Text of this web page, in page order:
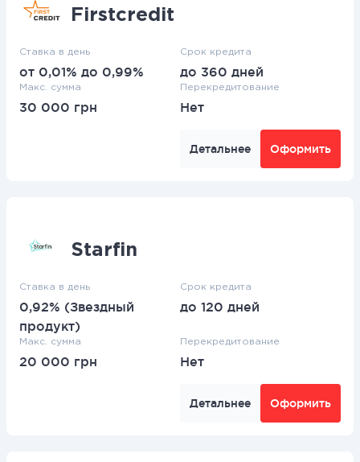
Firstcredit
Ставка в день
от 0,01% до 0,99%
Срок кредита
до 360 дней
Макс. сумма
30 000 грн
Перекредитование
Нет
Детальнее Оформить
Starfin
Ставка в день
0,92% (Звездный
продукт)
Срок кредита
до 120 дней
Макс. сумма
20 000 грн
Перекредитование
Нет
Детальнее Оформить